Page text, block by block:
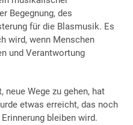
Begegnung, des
für die Blasmusik. Es
wird, wenn Menschen
und Verantwortung
Wege zu gehen, hat
etwas erreicht, das noch
bleiben wird.